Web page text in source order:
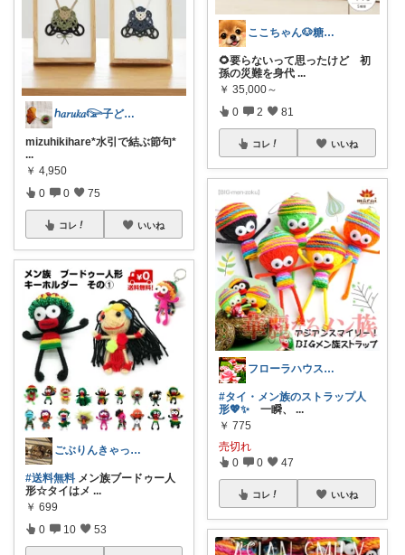
ℎ𝑎𝑟𝑢𝑘𝑎𓅼子ども/暮らし
mizuhikihare*水引で結ぶ節句*
...
￥ 4,950
0 0 75
コレ いいね
ごぶりんきゃっと@感謝(*≧▽≦*)ゞ
#送料無料 メン族ブードゥー人
形☆タイはメ ...
￥ 699
0 10 53
ここちゃん🐶糖代謝大事だよ 感謝💕
🌻要らないって思ったけど 初
孫の災難を身代 ...
￥ 35,000～
0 2 81
コレ いいね
フローラハウス💖✨
#タイ・メン族のストラップ人
形💖✨ 一瞬、
...
￥ 775
売切れ
0 0 47
コレ いいね